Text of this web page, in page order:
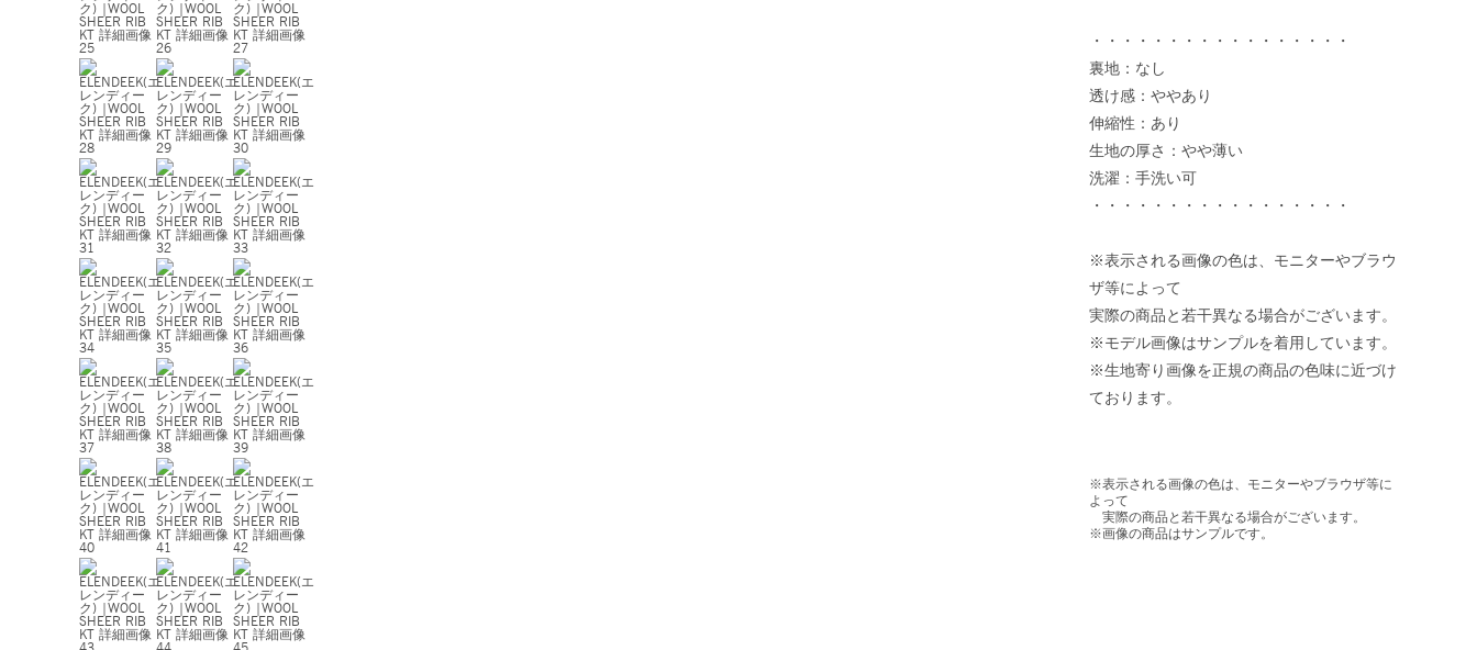
・・・・・・・・・・・・・・・・・
裏地：なし
透け感：ややあり
伸縮性：あり
生地の厚さ：やや薄い
洗濯：手洗い可
・・・・・・・・・・・・・・・・・
※表示される画像の色は、モニターやブラウ
ザ等によって
実際の商品と若干異なる場合がございます。
※モデル画像はサンプルを着用しています。
※生地寄り画像を正規の商品の色味に近づけ
ております。
※表示される画像の色は、モニターやブラウザ等に
よって
実際の商品と若干異なる場合がございます。
※画像の商品はサンプルです。